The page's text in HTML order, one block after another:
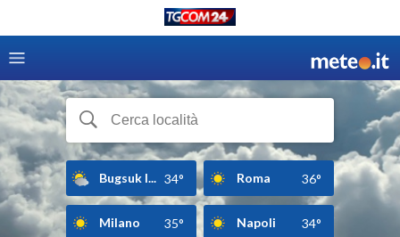
Bugsuk I... 34° Roma 36°
Milano 35° Napoli 34°